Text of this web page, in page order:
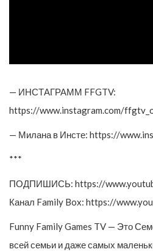
— ИНСТАГРАММ FFGTV:
https://www.instagram.com/
— Милана в Инсте: https://
***
ПОДПИШИСЬ: https://
Канал Family Box: https://
Funny Family Games TV — Это
всей семьи и даже самых